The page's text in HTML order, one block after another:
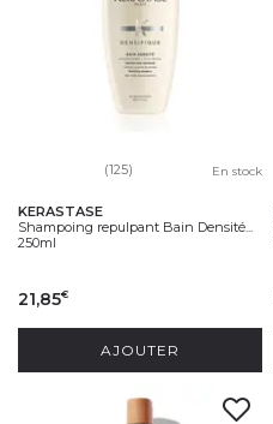
(125) En stock
KERASTASE
Shampoing repulpant Bain Densité...
250ml
21,85€
AJOUTER